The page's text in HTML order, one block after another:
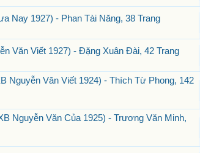
Nay 1927) - Phan Tài Năng, 38 Trang
Văn Viết 1927) - Đặng Xuân Đài, 42 Trang
Nguyễn Văn Viết 1924) - Thích Từ Phong, 142
Nguyễn Văn Của 1925) - Trương Văn Minh,